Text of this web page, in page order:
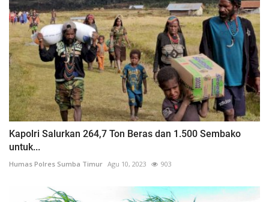
Kapolri Salurkan 264,7 Ton Beras dan 1.500 Sembako
untuk...
Humas Polres Sumba Timur Agu 10, 2023 903